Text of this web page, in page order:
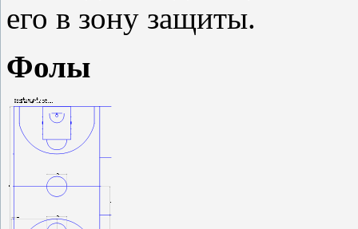
его в зону защиты.
Фолы